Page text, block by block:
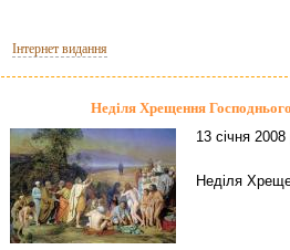
Інтернет видання
Неділя Хрещення
13 січня 2008
Неділя